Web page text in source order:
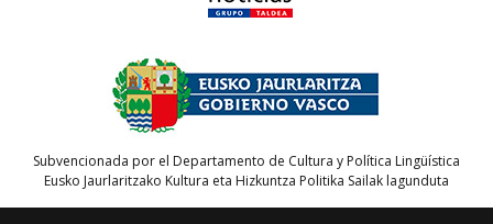
Subvencionada por el Departamento de Cultura y Política Lingüística
Eusko Jaurlaritzako Kultura eta Hizkuntza Politika Sailak lagunduta